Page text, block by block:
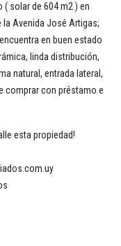
solar de 604 m2 ) en
la Avenida José Artigas;
en buen estado
linda distribución,
natural, entrada lateral,
comprar con préstamo e
esta propiedad!